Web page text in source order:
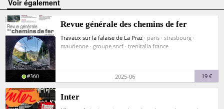
voir également
Revue générale des chemins de fer
Travaux sur la falaise de La Praz · paris · strasbourg ·
maurienne · groupe sncf · trenitalia france
#360 2025-06 19 €
Inter